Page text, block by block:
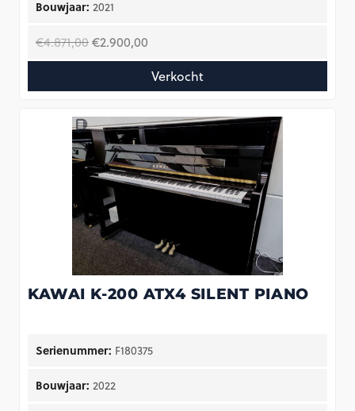
Bouwjaar: 2021
€4.871,00Oorspronkelijke
prijs
was:
€4.871,00.
€2.900,00
prijs
is:
€2.900,00.
Verkocht
KAWAI K-200 ATX4 SILENT PIANO
Serienummer: F180375
Bouwjaar: 2022